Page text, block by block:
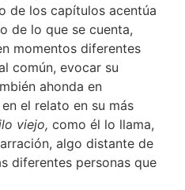
de los capítulos acentúa
de lo que se cuenta,
momentos diferentes
común, evocar su
ahonda en
el relato en su más
viejo, como él lo llama,
algo distante de
diferentes personas que